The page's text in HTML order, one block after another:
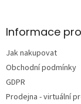
aInformace
Jak nakupovat
Obchodní podmínky
GDPR
Prodejna - virtuální